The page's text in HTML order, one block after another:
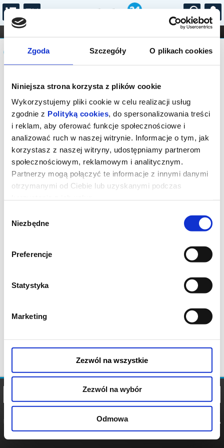
Zgoda Szczegóły O plikach cookies
Niniejsza strona korzysta z plików cookie
Wykorzystujemy pliki cookie w celu realizacji usług
zgodnie z Polityką cookies, do spersonalizowania treści
i reklam, aby oferować funkcje społecznościowe i
analizować ruch w naszej witrynie. Informacje o tym, jak
korzystasz z naszej witryny, udostępniamy partnerom
społecznościowym, reklamowym i analitycznym.
Partnerzy mogą połączyć te informacje z innymi danymi
otrzymanymi od Ciebie lub uzyskanymi podczas
zgody
Niezbędne
Preferencje
Statystyka
Marketing
Zezwól na wszystkie
Zezwól na wybór
Odmowa
...
FILHARMONIA OPERA I BALET
STAND-UP
DLA DZIECI
Komunikat
Sprzedaż biletów on-line na wydarzenie
została zakończona.
POLITYKA
POLITYKA